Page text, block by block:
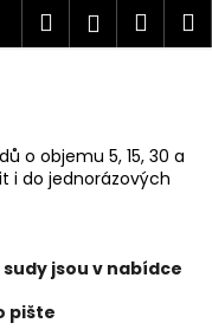
Hledat
o objemu 5, 15, 30 a
i do jednorázových
jsou v nabídce
pište